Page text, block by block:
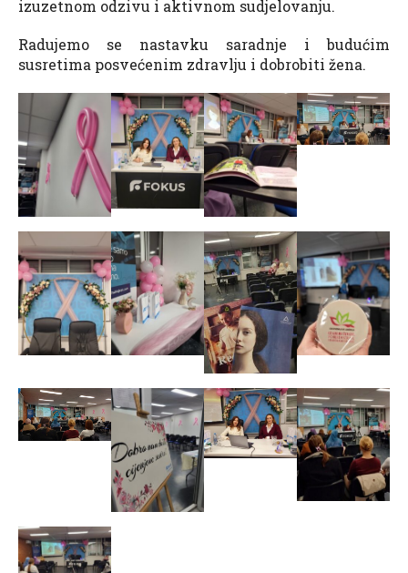
izuzetnom odzivu i aktivnom sudjelovanju.
Radujemo se nastavku saradnje i budućim
susretima posvećenim zdravlju i dobrobiti žena.